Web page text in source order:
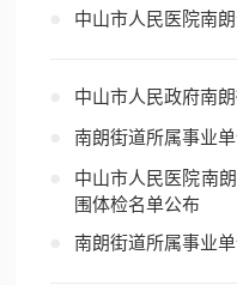
中山市人民医院南
中山市人民政府南
南朗街道所属事业
中山市人民医院南
围体检名单公布
南朗街道所属事业